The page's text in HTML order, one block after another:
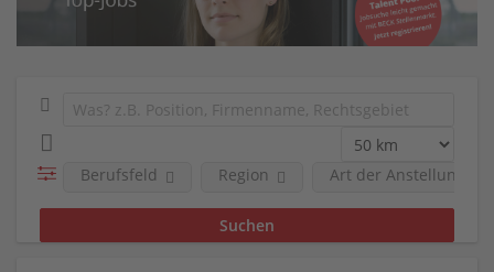
Berufsfeld Region Art der Anstellung